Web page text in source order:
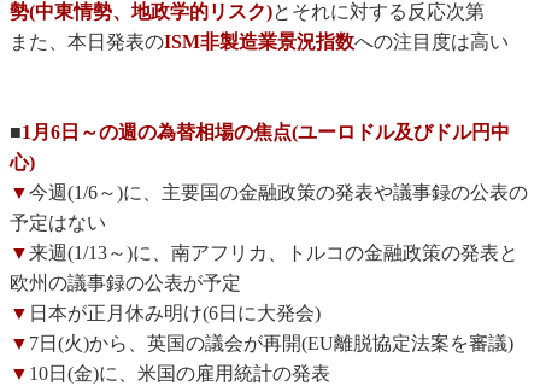
勢(中東情勢、地政学的リスク)とそれに対する反応次第
また、本日発表のISM非製造業景況指数への注目度は高い
■1月6日～の週の為替相場の焦点(ユーロドル及びドル円中
心)
▼今週(1/6～)に、主要国の金融政策の発表や議事録の公表の
予定はない
▼来週(1/13～)に、南アフリカ、トルコの金融政策の発表と
欧州の議事録の公表が予定
▼ 日本が正月休み明け(6日に大発会)
▼ 7日(火)から、英国の議会が再開(EU離脱協定法案を審議)
▼ 10日(金)に、米国の雇用統計の発表